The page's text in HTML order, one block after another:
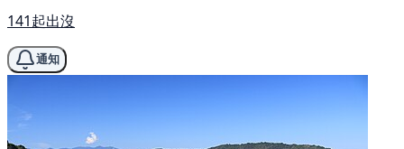
141起出沒
通知